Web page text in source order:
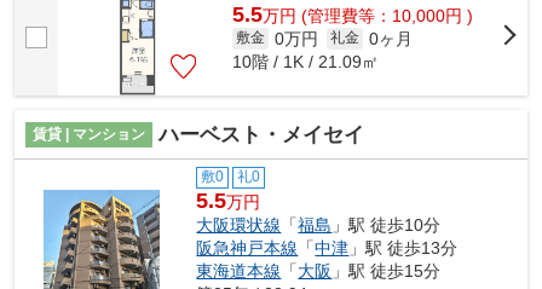
5.5万円 (管理費等：10,000円 )
敷金 0万円 礼金 0ヶ月
10階 / 1K / 21.09㎡
賃貸 | マンション ハーベスト・メイセイ
敷0 礼0
5.5万円
大阪環状線 「福島 」駅 徒歩10分
阪急神戸本線 「中津 」駅 徒歩13分
東海道本線 「大阪 」駅 徒歩15分